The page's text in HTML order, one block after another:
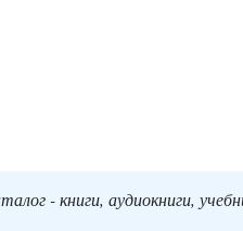
- книги, аудиокниги,